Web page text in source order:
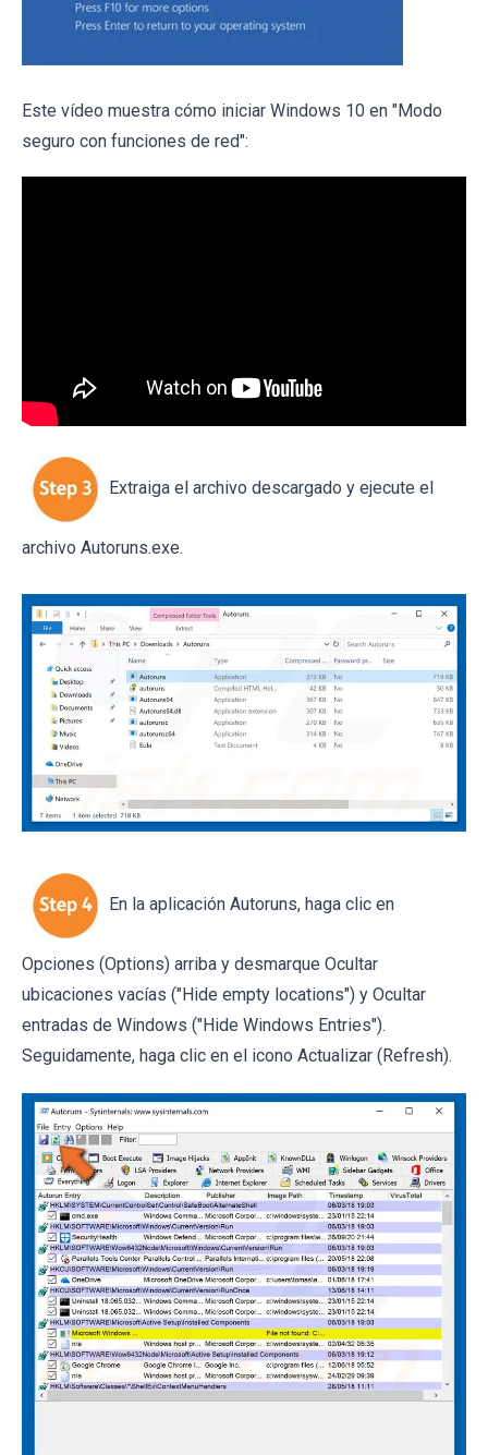
Este vídeo muestra cómo iniciar Windows 10 en "Modo
seguro con funciones de red":
Extraiga el archivo descargado y ejecute el
archivo Autoruns.exe.
En la aplicación Autoruns, haga clic en
Opciones (Options) arriba y desmarque Ocultar
ubicaciones vacías ("Hide empty locations") y Ocultar
entradas de Windows ("Hide Windows Entries").
Seguidamente, haga clic en el icono Actualizar (Refresh).